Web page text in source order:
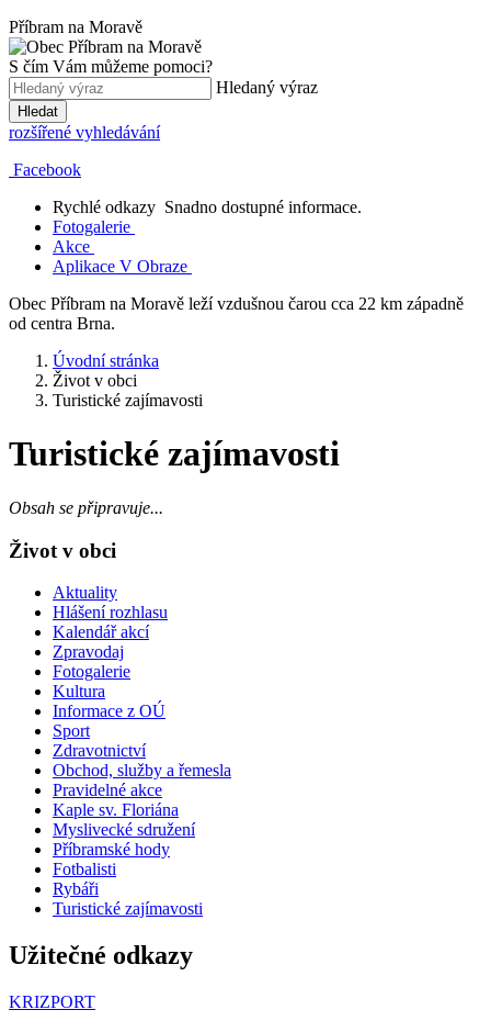
Příbram na Moravě
S čím Vám můžeme pomoci?
Hledaný výraz
Hledat
rozšířené vyhledávání
Facebook
Rychlé odkazy Snadno dostupné informace.
Fotogalerie
Akce
Aplikace V Obraze
Obec Příbram na Moravě leží vzdušnou čarou cca 22 km západně
od centra Brna.
Úvodní stránka
Život v obci
Turistické zajímavosti
Turistické zajímavosti
Obsah se připravuje...
Život v obci
Aktuality
Hlášení rozhlasu
Kalendář akcí
Zpravodaj
Fotogalerie
Kultura
Informace z OÚ
Sport
Zdravotnictví
Obchod, služby a řemesla
Pravidelné akce
Kaple sv. Floriána
Myslivecké sdružení
Příbramské hody
Fotbalisti
Rybáři
Turistické zajímavosti
Užitečné odkazy
KRIZPORT